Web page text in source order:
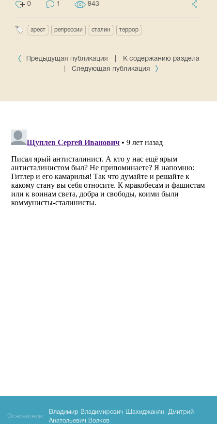
0 1 943
арест репрессии сталин террор
Предыдущая публикация
К содержанию раздела
Следующая публикация
Основатели:
Владимир Владимирович Шахиджанян, Дмитрий
Анатольевич Волков